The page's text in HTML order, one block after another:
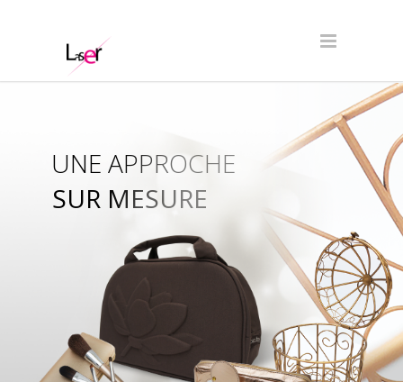
SUR MESURE
UNE APPROCHE